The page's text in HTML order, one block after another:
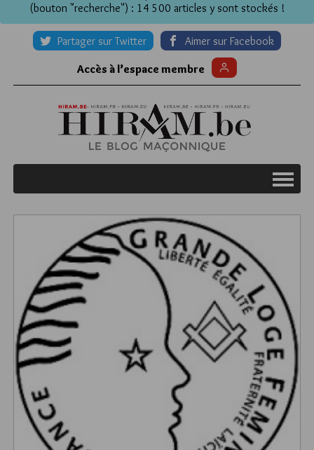
(bouton "recherche") : 14 500 articles y sont stockés !
Partager sur Twitter Aimer sur Facebook
Accès à l’espace membre